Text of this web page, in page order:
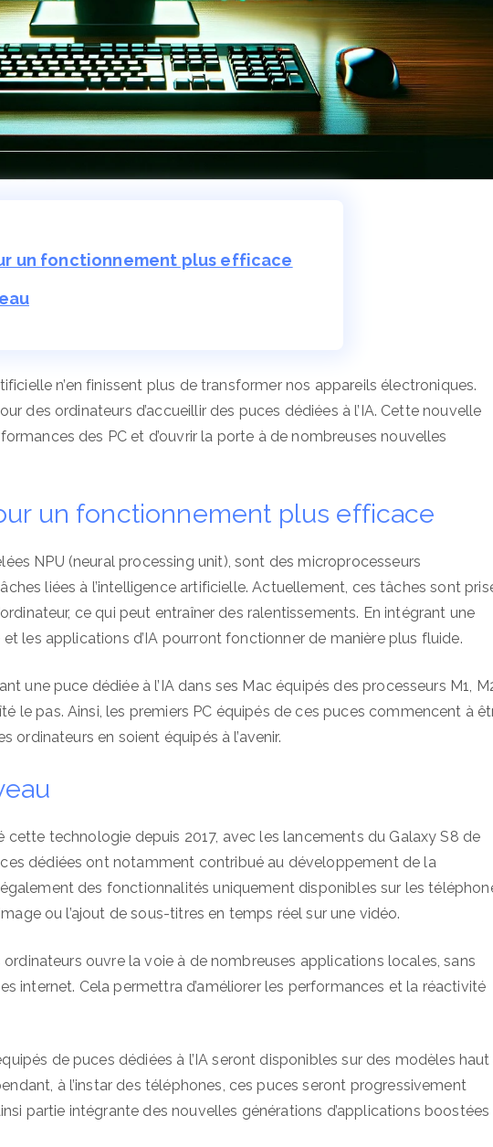
un fonctionnement plus efficace
n’en finissent plus de transformer nos appareils électroniques.
des ordinateurs d’accueillir des puces dédiées à l’IA. Cette nouvelle
des PC et d’ouvrir la porte à de nombreuses nouvelles
un fonctionnement plus efficace
NPU (neural processing unit), sont des microprocesseurs
liées à l’intelligence artificielle. Actuellement, ces tâches sont
ce qui peut entraîner des ralentissements. En intégrant une
les applications d’IA pourront fonctionner de manière plus fluide.
une puce dédiée à l’IA dans ses Mac équipés des processeurs M1,
le pas. Ainsi, les premiers PC équipés de ces puces commencent à
ordinateurs en soient équipés à l’avenir.
technologie depuis 2017, avec les lancements du Galaxy S8 de
dédiées ont notamment contribué au développement de la
des fonctionnalités uniquement disponibles sur les
ou l’ajout de sous-titres en temps réel sur une vidéo.
ordinateurs ouvre la voie à de nombreuses applications locales, sans
internet. Cela permettra d’améliorer les performances et la réactivité
de puces dédiées à l’IA seront disponibles sur des modèles
à l’instar des téléphones, ces puces seront progressivement
partie intégrante des nouvelles générations d’applications boostées